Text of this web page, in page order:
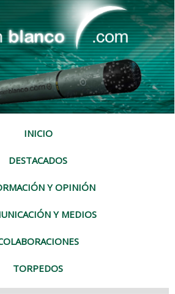
INICIO
DESTACADOS
Y OPINIÓN
Y MEDIOS
TORPEDOS